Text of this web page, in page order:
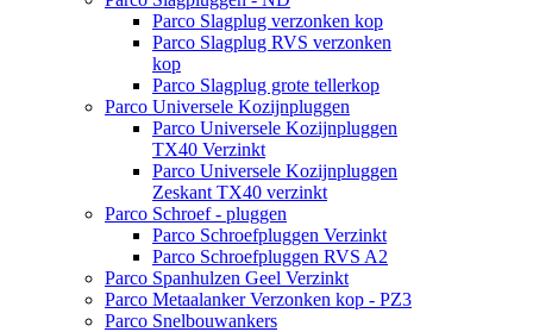
Parco Slagplug verzonken kop
Parco Slagplug RVS verzonken
kop
Parco Slagplug grote tellerkop
Parco Universele Kozijnpluggen
Parco Universele Kozijnpluggen
TX40 Verzinkt
Parco Universele Kozijnpluggen
Zeskant TX40 verzinkt
Parco Schroef - pluggen
Parco Schroefpluggen Verzinkt
Parco Schroefpluggen RVS A2
Parco Spanhulzen Geel Verzinkt
Parco Metaalanker Verzonken kop - PZ3
Parco Snelbouwankers